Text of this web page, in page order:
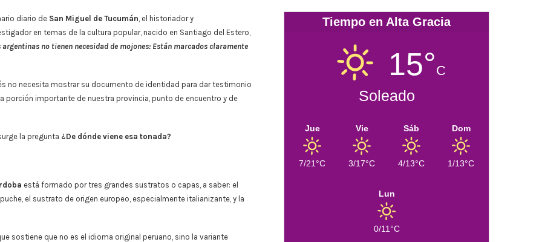
diario de San Miguel de Tucumán, el historiador y
en temas de la cultura popular, nacido en Santiago del Estero,
no tienen necesidad de mojones: Están marcados claramente
no necesita mostrar su documento de identidad para dar testimonio
porción importante de nuestra provincia, punto de encuentro y de
la pregunta ¿De dónde viene esa tonada?
está formado por tres grandes sustratos o capas, a saber: el
el sustrato de origen europeo, especialmente italianizante, y la
sostiene que no es el idioma original peruano, sino la variante
Tiempo en Alta Gracia
15°C
Soleado
Jue
7/21°C
Vie
3/17°C
Sáb
4/13°C
Dom
1/13°C
Lun
0/11°C